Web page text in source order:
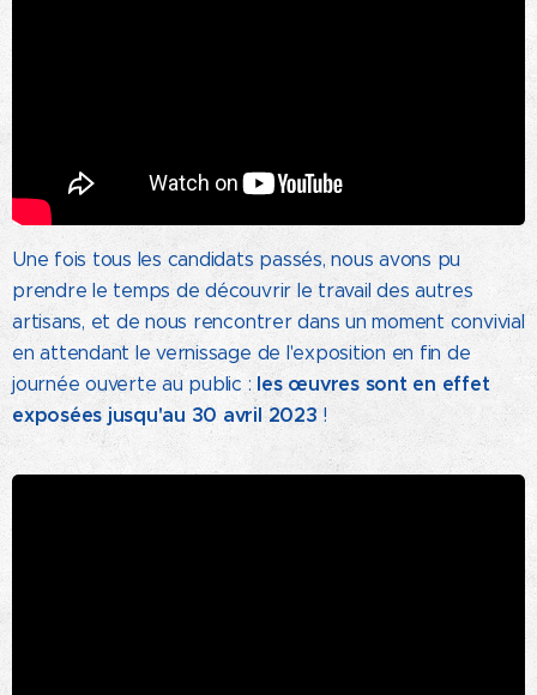
Une fois tous les candidats passés, nous avons pu
prendre le temps de découvrir le travail des autres
artisans, et de nous rencontrer dans un moment convivial
en attendant le vernissage de l'exposition en fin de
journée ouverte au public : les œuvres sont en effet
exposées jusqu'au 30 avril 2023 !